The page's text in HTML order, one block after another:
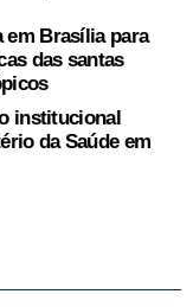
em Brasília para
das santas
institucional
da Saúde em